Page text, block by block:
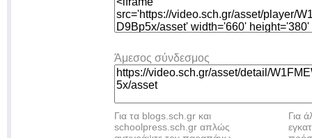
Άμεσος σύνδεσμος
Για τα blogs.sch.gr και
schoolpress.sch.gr απλώς
Για